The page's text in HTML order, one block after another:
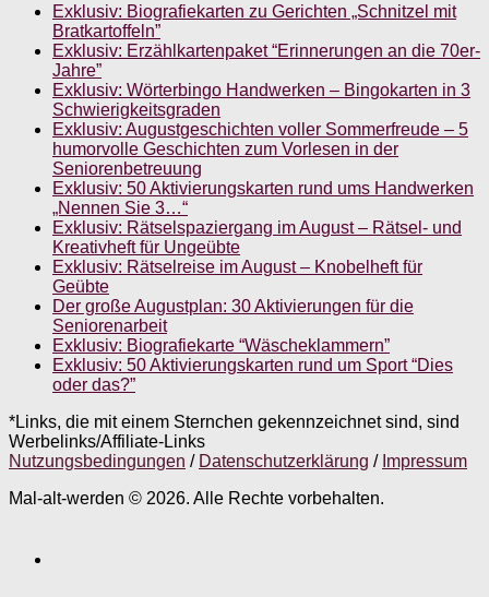
Exklusiv: Biografiekarten zu Gerichten „Schnitzel mit
Bratkartoffeln”
Exklusiv: Erzählkartenpaket “Erinnerungen an die 70er-
Jahre”
Exklusiv: Wörterbingo Handwerken – Bingokarten in 3
Schwierigkeitsgraden
Exklusiv: Augustgeschichten voller Sommerfreude – 5
humorvolle Geschichten zum Vorlesen in der
Seniorenbetreuung
Exklusiv: 50 Aktivierungskarten rund ums Handwerken
„Nennen Sie 3…“
Exklusiv: Rätselspaziergang im August – Rätsel- und
Kreativheft für Ungeübte
Exklusiv: Rätselreise im August – Knobelheft für
Geübte
Der große Augustplan: 30 Aktivierungen für die
Seniorenarbeit
Exklusiv: Biografiekarte “Wäscheklammern”
Exklusiv: 50 Aktivierungskarten rund um Sport “Dies
oder das?”
*Links, die mit einem Sternchen gekennzeichnet sind, sind
Werbelinks/Affiliate-Links
Nutzungsbedingungen / Datenschutzerklärung / Impressum
Mal-alt-werden © 2026. Alle Rechte vorbehalten.